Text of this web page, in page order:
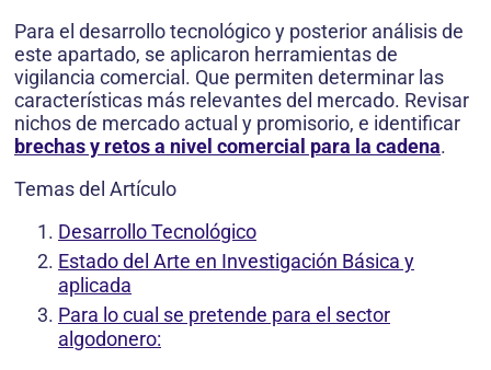
Para el desarrollo tecnológico y posterior análisis de
este apartado, se aplicaron herramientas de
vigilancia comercial. Que permiten determinar las
características más relevantes del mercado. Revisar
nichos de mercado actual y promisorio, e identificar
brechas y retos a nivel comercial para la cadena.
Temas del Artículo
Desarrollo Tecnológico
Estado del Arte en Investigación Básica y
aplicada
Para lo cual se pretende para el sector
algodonero: